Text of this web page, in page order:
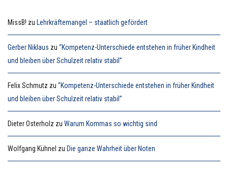
MissB! zu Lehrkräftemangel – staatlich gefördert
Gerber Niklaus zu “Kompetenz-Unterschiede entstehen in früher Kindheit
und bleiben über Schulzeit relativ stabil”
Felix Schmutz zu “Kompetenz-Unterschiede entstehen in früher Kindheit
und bleiben über Schulzeit relativ stabil”
Dieter Osterholz zu Warum Kommas so wichtig sind
Wolfgang Kühnel zu Die ganze Wahrheit über Noten